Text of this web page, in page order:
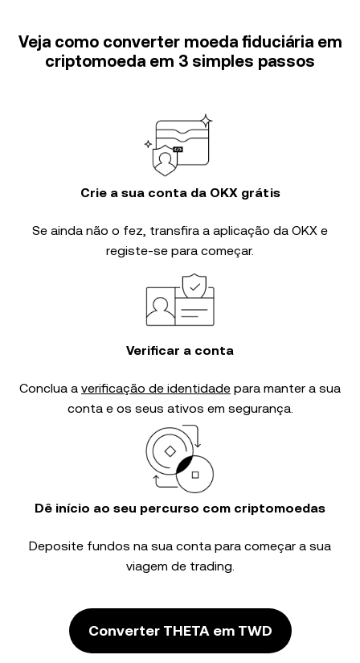
Veja como converter moeda fiduciária em
criptomoeda em 3 simples passos
Crie a sua conta da OKX grátis
Se ainda não o fez, transfira a aplicação da OKX e
registe-se para começar.
Verificar a conta
Conclua a verificação de identidade para manter a sua
conta e os seus ativos em segurança.
Dê início ao seu percurso com criptomoedas
Deposite fundos na sua conta para começar a sua
viagem de trading.
Converter THETA em TWD